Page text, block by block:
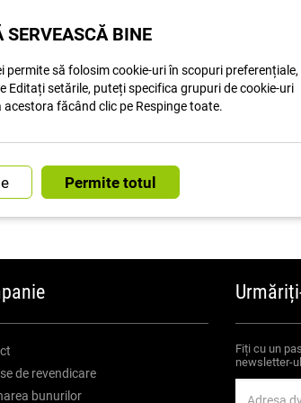
BINE
permite să folosim cookie-uri în scopuri preferențiale,
Editați setările, puteți specifica grupuri de cookie-uri
făcând clic pe Respinge toate.
AFIȘAȚI ALTELE 20
ASISTENȚĂ CLIENȚI
de revendicare
bunurilor
Fiți cu un
newsletter-